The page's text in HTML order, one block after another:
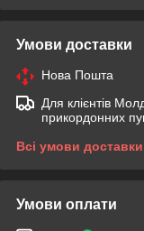
Умови доставки
Нова Пошта
Для клієнтів
прикордонних
Всі умови доставки
Умови оплати